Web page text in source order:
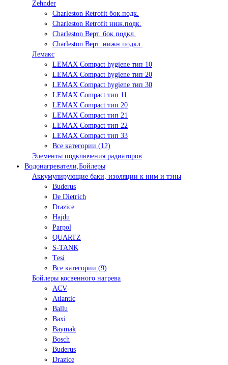
Zehnder
Charleston Retrofit бок.подк.
Charleston Retrofit ниж.подк.
Charleston Верт. бок.подкл.
Charleston Верт. нижн.подкл.
Лемакс
LEMAX Compact hygiene тип 10
LEMAX Compact hygiene тип 20
LEMAX Compact hygiene тип 30
LEMAX Compact тип 11
LEMAX Compact тип 20
LEMAX Compact тип 21
LEMAX Compact тип 22
LEMAX Compact тип 33
Все категории (12)
Элементы подключения радиаторов
Водонагреватели,Бойлеры
Аккумулирующие баки, изоляции к ним и тэны
Buderus
De Dietrich
Drazice
Hajdu
Parpol
QUARTZ
S-TANK
Tеsi
Все категории (9)
Бойлеры косвенного нагрева
ACV
Atlantic
Ballu
Baxi
Baymak
Bosch
Buderus
Drazice